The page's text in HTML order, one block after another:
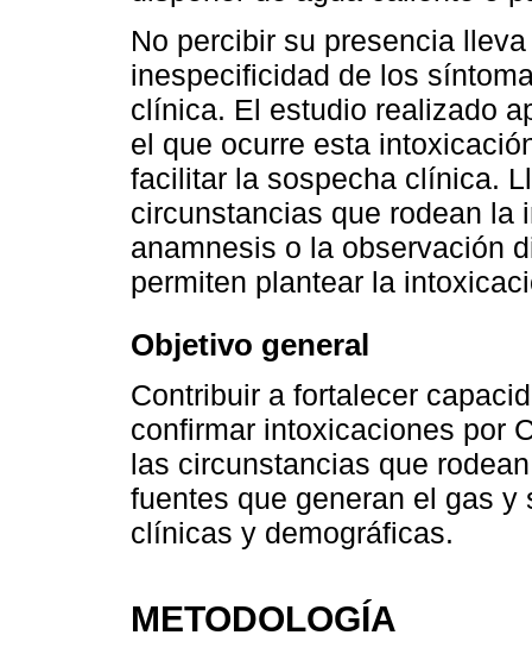
No percibir su presencia
inespecificidad de los
clínica. El estudio realizado
el que ocurre esta
facilitar la sospecha clínica.
circunstancias que rodean la
anamnesis o la observación
permiten plantear la
Objetivo general
Contribuir a fortalecer
confirmar intoxicaciones por
las circunstancias que
fuentes que generan el gas
clínicas y demográficas.
METODOLOGÍA